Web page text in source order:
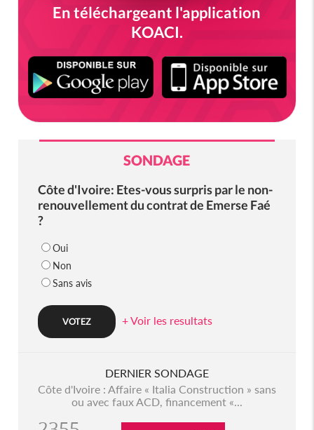
En téléchargeant l'application
KOACI.
SONDAGE
Côte d'Ivoire: Etes-vous surpris par le non-
renouvellement du contrat de Emerse Faé
?
Oui
Non
Sans avis
+ Voir les resultats
DERNIER SONDAGE
Côte d'Ivoire : Affaire « Italia Construction » sans
ou avec faux ACD, financement «...